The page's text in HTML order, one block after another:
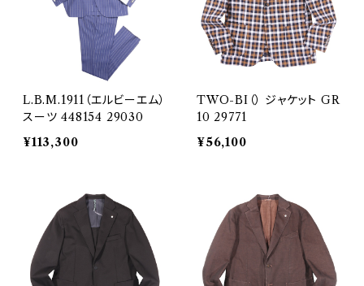
L.B.M.1911（エルビーエム）
スーツ 448154 29030
¥113,300
TWO-BI（） ジャケット GR
10 29771
¥56,100